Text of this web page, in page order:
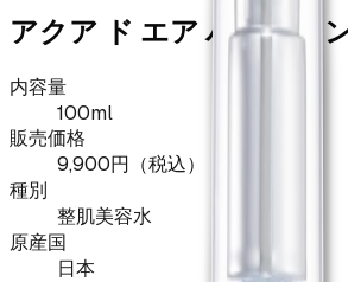
アクア ド エア バランシ
内容量
100ml
販売価格
9,900円（税込）
種別
整肌美容水
原産国
日本